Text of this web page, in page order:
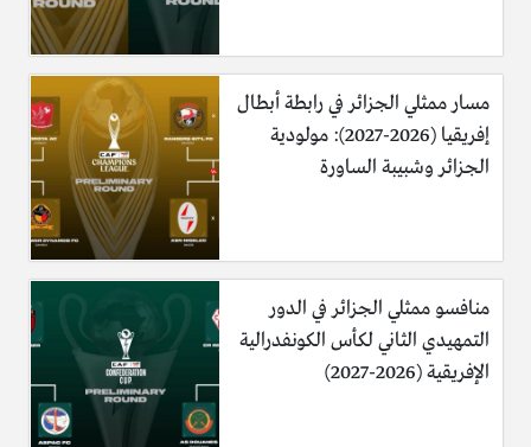
مسار ممثلي الجزائر في رابطة أبطال
إفريقيا (2026-2027): مولودية
الجزائر وشبيبة الساورة
منافسو ممثلي الجزائر في الدور
التمهيدي الثاني لكأس الكونفدرالية
الإفريقية (2026-2027)